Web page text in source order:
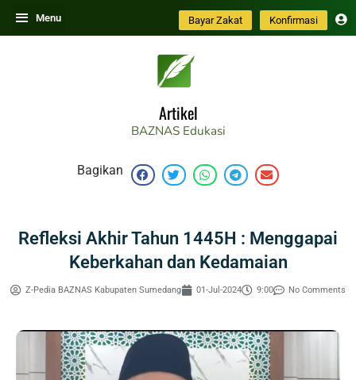
Skip
to
Menu Bayar Zakat Konfirmasi
Artikel
BAZNAS Edukasi
Bagikan
Refleksi Akhir Tahun 1445H : Menggapai
Keberkahan dan Kedamaian
Z-Pedia BAZNAS Kabupaten Sumedang 01-Jul-2024 9:00 No Comments